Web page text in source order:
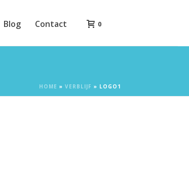
Blog Contact 0
HOME » VERBLIJF » LOGO1